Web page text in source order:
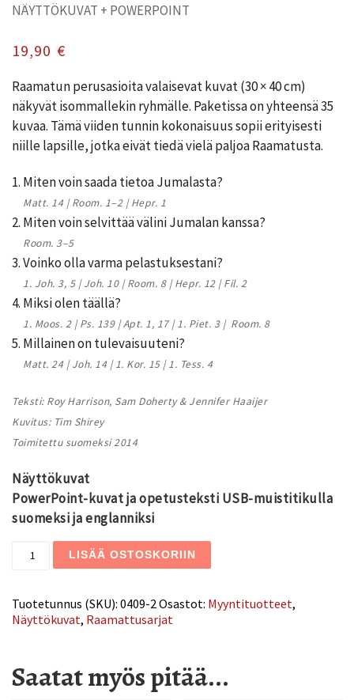
NÄYTTÖKUVAT + POWERPOINT
19,90 €
Raamatun perusasioita valaisevat kuvat (30 × 40 cm)
näkyvät isommallekin ryhmälle. Paketissa on yhteensä 35
kuvaa. Tämä viiden tunnin kokonaisuus sopii erityisesti
niille lapsille, jotka eivät tiedä vielä paljoa Raamatusta.
1. Miten voin saada tietoa Jumalasta?
Matt. 14 | Room. 1–2 | Hepr. 1
2. Miten voin selvittää välini Jumalan kanssa?
Room. 3–5
3. Voinko olla varma pelastuksestani?
1. Joh. 3, 5 | Joh. 10 | Room. 8 | Hepr. 12 | Fil. 2
4. Miksi olen täällä?
1. Moos. 2 | Ps. 139 | Apt. 1, 17 | 1. Piet. 3 | Room. 8
5. Millainen on tulevaisuuteni?
Matt. 24 | Joh. 14 | 1. Kor. 15 | 1. Tess. 4
Teksti: Roy Harrison, Sam Doherty & Jennifer Haaijer
Kuvitus: Tim Shirey
Toimitettu suomeksi 2014
Näyttökuvat
PowerPoint-kuvat ja opetusteksti USB-muistitikulla
suomeksi ja englanniksi
5 suurta kysymystä määrä
LISÄÄ OSTOSKORIIN
Tuotetunnus (SKU): 0409-2Osastot: Myyntituotteet,
Näyttökuvat, Raamattusarjat
Saatat myös pitää...